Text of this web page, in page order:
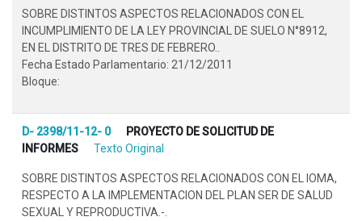
SOBRE DISTINTOS ASPECTOS RELACIONADOS CON EL
INCUMPLIMIENTO DE LA LEY PROVINCIAL DE SUELO N°8912,
EN EL DISTRITO DE TRES DE FEBRERO..
Fecha Estado Parlamentario: 21/12/2011
Bloque:
D- 2398/11-12- 0
PROYECTO DE SOLICITUD DE
INFORMES
Texto Original
SOBRE DISTINTOS ASPECTOS RELACIONADOS CON EL IOMA,
RESPECTO A LA IMPLEMENTACION DEL PLAN SER DE SALUD
SEXUAL Y REPRODUCTIVA.-.